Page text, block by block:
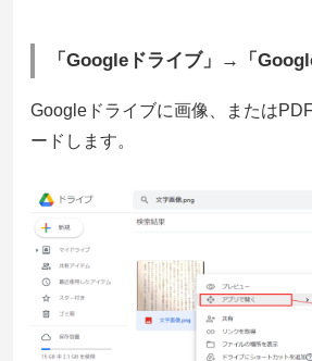
「Googleドライブ」→「
Googleドライブに画像、または
ードします。